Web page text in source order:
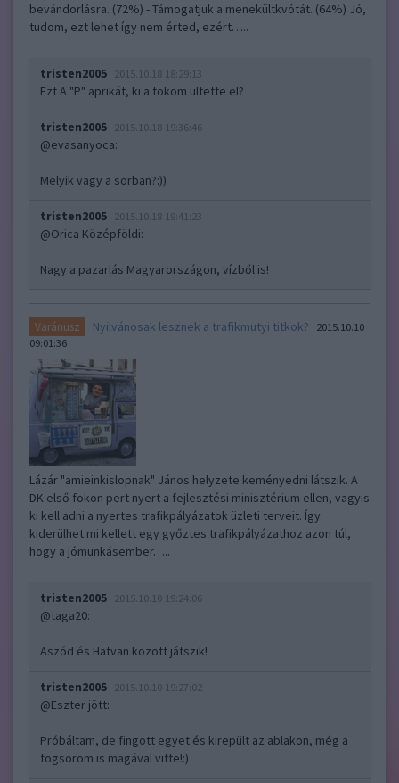
bevándorlásra. (72%) - Támogatjuk a menekültkvótát. (64%) Jó,
tudom, ezt lehet így nem érted, ezért…..
tristen2005 2015.10.18 18:29:13
Ezt A "P" aprikát, ki a tököm ültette el?
tristen2005 2015.10.18 19:36:46
@evasanyoca:
Melyik vagy a sorban?:))
tristen2005 2015.10.18 19:41:23
@Orica Középföldi:
Nagy a pazarlás Magyarországon, vízből is!
Varánusz Nyilvánosak lesznek a trafikmutyi titkok?
2015.10.10
09:01:36
Lázár "amieinkislopnak" János helyzete keményedni látszik. A
DK első fokon pert nyert a fejlesztési minisztérium ellen, vagyis
ki kell adni a nyertes trafikpályázatok üzleti terveit. Így
kiderülhet mi kellett egy győztes trafikpályázathoz azon túl,
hogy a jómunkásember…..
tristen2005 2015.10.10 19:24:06
@taga20:
Aszód és Hatvan között játszik!
tristen2005 2015.10.10 19:27:02
@Eszter jött:
Próbáltam, de fingott egyet és kirepült az ablakon, még a
fogsorom is magával vitte!:)